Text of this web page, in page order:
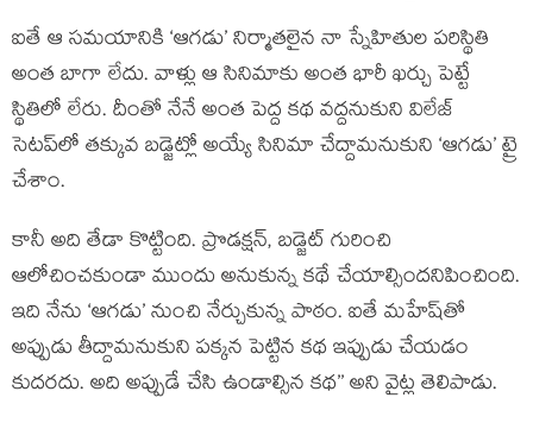
ఐతే ఆ సమయానికి ‘ఆగడు’ నిర్మాతలైన నా స్నేహితుల పరిస్థితి
అంత బాగా లేదు. వాళ్లు ఆ సినిమాకు అంత భారీ ఖర్చు పెట్టే
స్థితిలో లేరు. దీంతో నేనే అంత పెద్ద కథ వద్దనుకుని విలేజ్
సెటప్‌లో తక్కువ బడ్జెట్లో అయ్యే సినిమా చేద్దామనుకుని ‘ఆగడు’ ట్రై
చేశాం.
కానీ అది తేడా కొట్టింది. ప్రొడక్షన్, బడ్జెట్ గురించి
ఆలోచించకుండా ముందు అనుకున్న కథే చేయాల్సిందనిపించింది.
ఇది నేను ‘ఆగడు’ నుంచి నేర్చుకున్న పాఠం. ఐతే మహేష్‌తో
అప్పుడు తీద్దామనుకుని పక్కన పెట్టిన కథ ఇప్పుడు చేయడం
కుదరదు. అది అప్పుడే చేసి ఉండాల్సిన కథ’’ అని వైట్ల తెలిపాడు.